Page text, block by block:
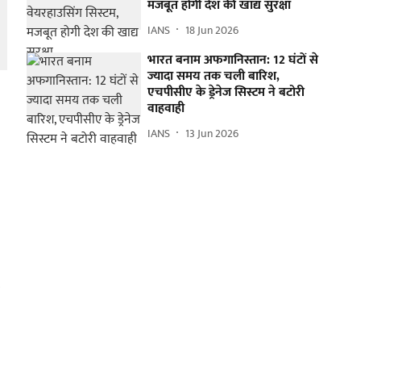
मजबूत होगी देश की खाद्य सुरक्षा
IANS 18 Jun 2026
भारत बनाम अफगानिस्तान: 12 घंटों से
ज्यादा समय तक चली बारिश,
एचपीसीए के ड्रेनेज सिस्टम ने बटोरी
वाहवाही
IANS 13 Jun 2026